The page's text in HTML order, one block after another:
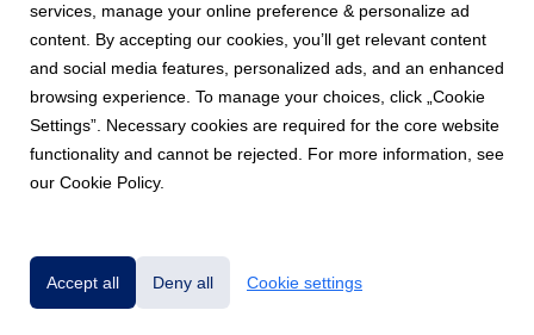
ALIZZZ, UNA DE LAS VOCES MÁS
IMPORTANTES DE LA MÚSICA EN ESPAÑOL
LLEGA AL PABELLÓN OESTE
6 August 2026
BANAMEX: 10 DE AGOSTO
services, manage your online preference & personalize ad
content. By accepting our cookies, you’ll get relevant content
and social media features, personalized ads, and an enhanced
browsing experience. To manage your choices, click „Cookie
Settings”. Necessary cookies are required for the core website
functionality and cannot be rejected. For more information, see
our Cookie Policy.
Accept all Deny all Cookie settings